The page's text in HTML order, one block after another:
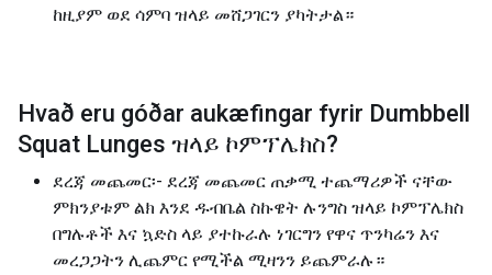
ከዚያም ወደ ሳምባ ዝላይ መሸጋገርን ያካትታል።
Hvað eru góðar aukæfingar fyrir Dumbbell
Squat Lunges ዝላይ ኮምፕሌክስ?
ደረጃ መጨመር፡- ደረጃ መጨመር ጠቃሚ ተጨማሪዎች ናቸው
ምክንያቱም ልክ እንደ ዱብቤል ስኩዌት ሉንግስ ዝላይ ኮምፕሌክስ
በግሉቶች እና ኳድስ ላይ ያተኩራሉ ነገርግን የዋና ጥንካሬን እና
መረጋጋትን ሊጨምር የሚችል ሚዛንን ይጨምራሉ።